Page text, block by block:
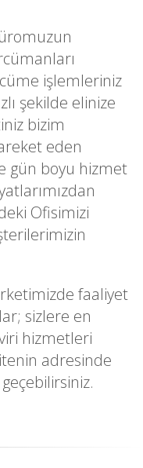
işlemleriniz
şekilde elinize
bizim
eden
gün boyu hizmet
Ofisimizi
faaliyet
sizlere en
hizmetleri
adresinde